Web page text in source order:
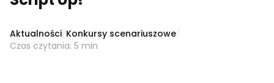
Aktualności Konkursy scenariuszowe
Czas czytania: 5 min